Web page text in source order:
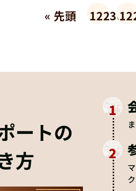
« 先頭 12230
ートの
方
1
2